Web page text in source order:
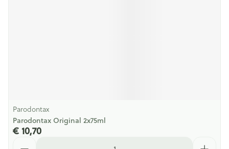
Parodontax
Parodontax Original 2x75ml
€ 10,70